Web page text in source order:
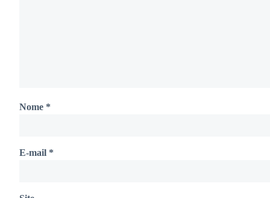
Nome *
E-mail *